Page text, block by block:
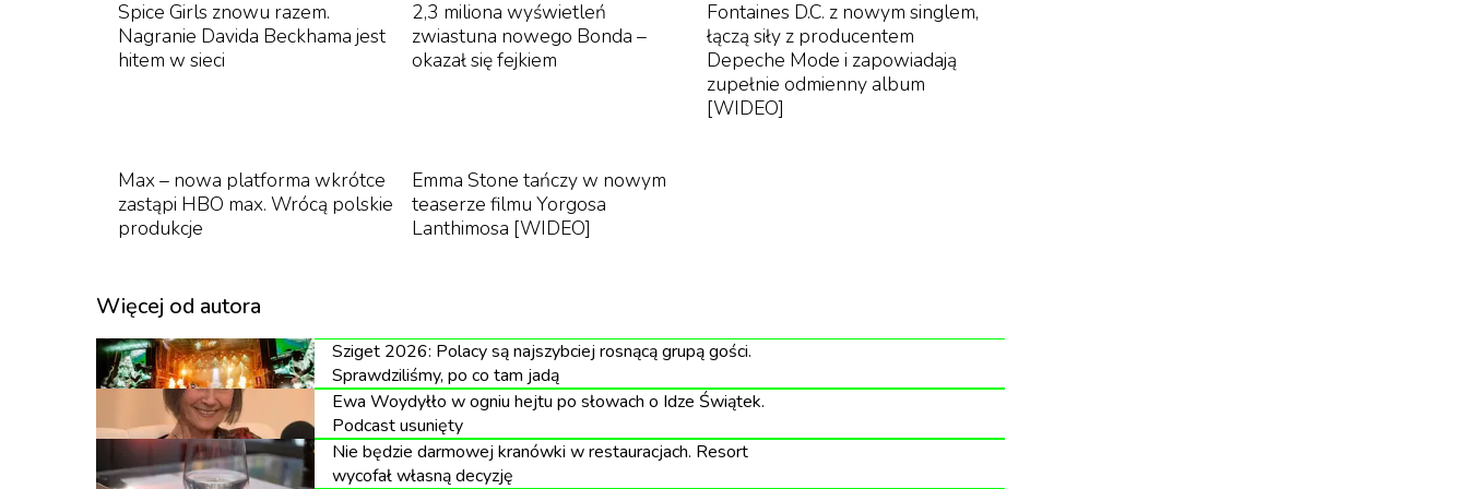
Spice Girls znowu razem.
Nagranie Davida Beckhama jest
hitem w sieci
2,3 miliona wyświetleń
zwiastuna nowego Bonda –
okazał się fejkiem
Fontaines D.C. z nowym singlem,
łączą siły z producentem
Depeche Mode i zapowiadają
zupełnie odmienny album
[WIDEO]
Max – nowa platforma wkrótce
zastąpi HBO max. Wrócą polskie
produkcje
Emma Stone tańczy w nowym
teaserze filmu Yorgosa
Lanthimosa [WIDEO]
Więcej od autora
Sziget 2026: Polacy są najszybciej rosnącą grupą gości.
Sprawdziliśmy, po co tam jadą
Ewa Woydyłło w ogniu hejtu po słowach o Idze Świątek.
Podcast usunięty
Nie będzie darmowej kranówki w restauracjach. Resort
wycofał własną decyzję